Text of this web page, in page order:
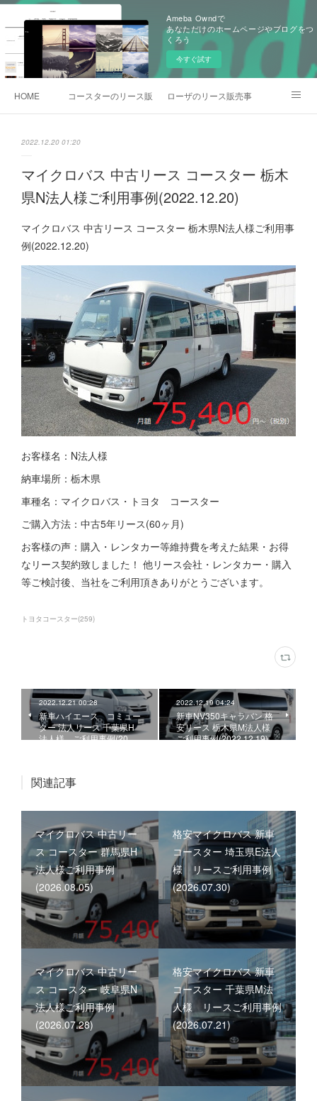
Ameba Owndで
あなただけのホームページやブログをつ
くろう
今すぐ試す
HOME コースターのリース販売事例ローザのリース販売事例
2022.12.20 01:20
マイクロバス 中古リース コースター 栃木
県N法人様ご利用事例(2022.12.20)
マイクロバス 中古リース コースター 栃木県N法人様ご利用事
例(2022.12.20)
お客様名：N法人様
納車場所：栃木県
車種名：マイクロバス・トヨタ コースター
ご購入方法：中古5年リース(60ヶ月)
お客様の声：購入・レンタカー等維持費を考えた結果・お得
なリース契約致しました！ 他リース会社・レンタカー・購入
等ご検討後、当社をご利用頂きありがとうございます。
トヨタコースター(259)
2022.12.21 00:28
新車ハイエース コミュー
ター 法人リース 千葉県H
法人様、ご利用事例(20…
2022.12.19 04:24
新車NV350キャラバン 格
安リース 栃木県M法人様
ご利用事例(2022.12.19)
関連記事
マイクロバス 中古リー
ス コースター 群馬県H
法人様ご利用事例
(2026.08.05)
格安マイクロバス 新車
コースター 埼玉県E法人
様 リースご利用事例
(2026.07.30)
マイクロバス 中古リー
ス コースター 岐阜県N
法人様ご利用事例
(2026.07.28)
格安マイクロバス 新車
コースター 千葉県M法
人様 リースご利用事例
(2026.07.21)